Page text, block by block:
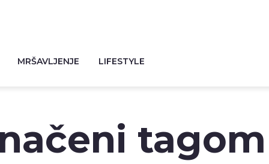
MRŠAVLJENJE LIFESTYLE
tagom